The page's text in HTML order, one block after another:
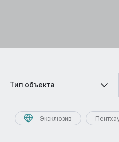
Тип объекта
Эксклюзив